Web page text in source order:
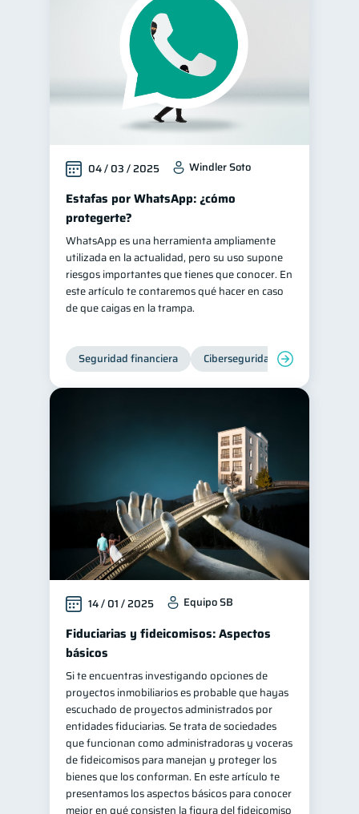
04 / 03 / 2025 Windler Soto
Estafas por WhatsApp: ¿cómo
protegerte?
WhatsApp es una herramienta ampliamente
utilizada en la actualidad, pero su uso supone
riesgos importantes que tienes que conocer. En
este artículo te contaremos qué hacer en caso
de que caigas en la trampa.
Seguridad financiera Ciberseguridad
14 / 01 / 2025 Equipo SB
Fiduciarias y fideicomisos: Aspectos
básicos
Si te encuentras investigando opciones de
proyectos inmobiliarios es probable que hayas
escuchado de proyectos administrados por
entidades fiduciarias. Se trata de sociedades
que funcionan como administradoras y voceras
de fideicomisos para manejan y proteger los
bienes que los conforman. En este artículo te
presentamos los aspectos básicos para conocer
mejor en qué consisten la figura del fideicomiso